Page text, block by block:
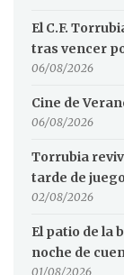
El C.F.
tras vencer
06/08/2026
Cine de
06/08/2026
Torrubia
tarde de
02/08/2026
El patio de la
noche de
01/08/2026